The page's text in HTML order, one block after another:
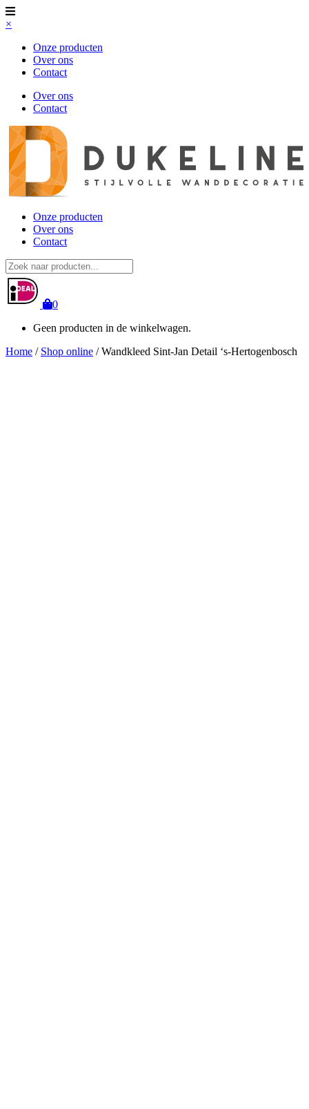
×
Onze producten
Over ons
Contact
Over ons
Contact
Onze producten
Over ons
Contact
0
Geen producten in de winkelwagen.
Home / Shop online /Wandkleed Sint-Jan Detail ‘s-Hertogenbosch